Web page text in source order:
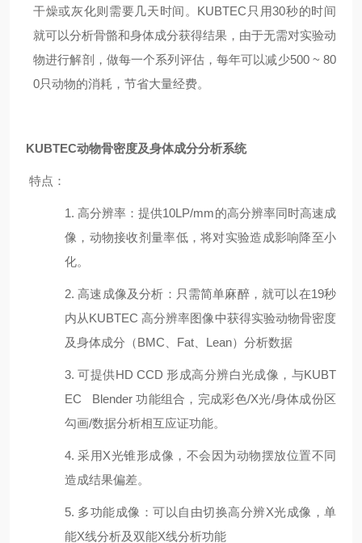
干燥或灰化则需要几天时间。KUBTEC只用30秒的时间
就可以分析骨骼和身体成分获得结果，由于无需对实验动
物进行解剖，做每一个系列评估，每年可以减少500 ~ 80
0只动物的消耗，节省大量经费。
KUBTEC动物骨密度及身体成分分析系统
特点：
1. 高分辨率：提供10LP/mm的高分辨率同时高速成
像，动物接收剂量率低，将对实验造成影响降至小
化。
2. 高速成像及分析：只需简单麻醉，就可以在19秒
内从KUBTEC 高分辨率图像中获得实验动物骨密度
及身体成分（BMC、Fat、Lean）分析数据
3. 可提供HD CCD 形成高分辨白光成像，与KUBT
EC Blender 功能组合，完成彩色/X光/身体成份区
勾画/数据分析相互应证功能。
4. 采用X光锥形成像，不会因为动物摆放位置不同
造成结果偏差。
5. 多功能成像：可以自由切换高分辨X光成像，单
能X线分析及双能X线分析功能